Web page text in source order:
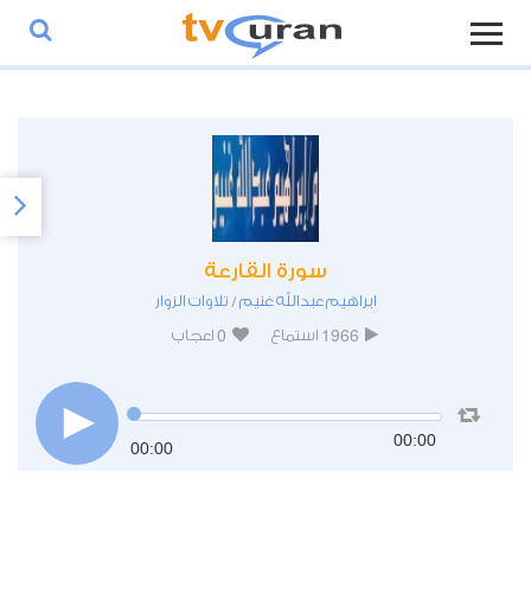
سورة القارعة
ابراهيم عبدالله غنيم/ تلاوات الزوار
1966 استماع 0 اعجاب
00:00 00:00